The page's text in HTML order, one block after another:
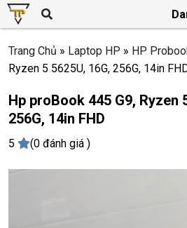
Trang Chủ » Laptop HP » HP
Ryzen 5 5625U, 16G, 256G, 14in
Hp proBook 445 G9, Ryzen
256G, 14in FHD
5 (0 đánh giá )